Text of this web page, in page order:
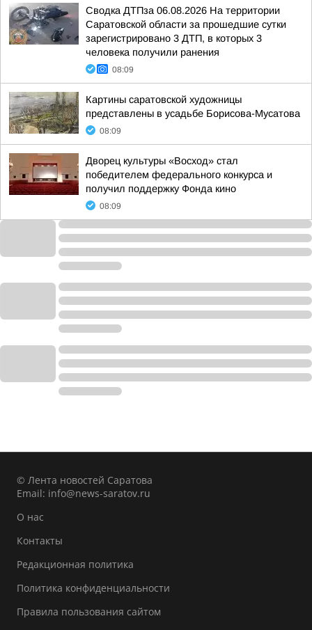
Сводка ДТПза 06.08.2026 На территории
Саратовской области за прошедшие сутки
зарегистрировано 3 ДТП, в которых 3
человека получили ранения
08:09
Картины саратовской художницы
представлены в усадьбе Борисова-Мусатова
08:09
Дворец культуры «Восход» стал
победителем федерального конкурса и
получил поддержку Фонда кино
08:09
© Лента новостей Саратова
Email: info@news-saratov.ru
О нас
Контакты
Редакционная политика
Политика конфиденциальности
Правила пользования сайтом